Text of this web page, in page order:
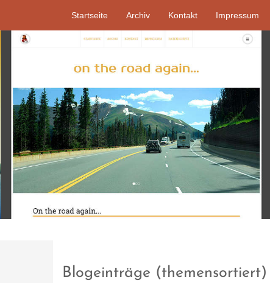
Startseite Archiv Kontakt Impressum
Blogeinträge (themensortiert)